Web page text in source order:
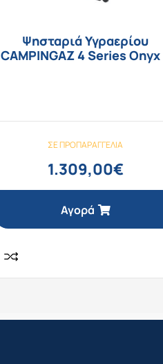
Ψησταριά Υγραερίου
CAMPINGAZ 4 Series Onyx
ΣΕ ΠΡΟΠΑΡΑΓΓΕΛΊΑ
1.309,00€
Αγορά